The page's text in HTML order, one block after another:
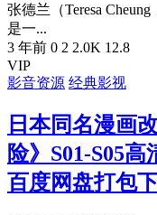
张德兰（Teresa
是一...
3 年前 0 2 2.0K 12.8
VIP
影音资源 经典影视
日本同名漫画
险》S01-S05
百度网盘打包